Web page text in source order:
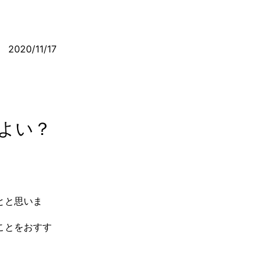
2020/11/17
い？
思いま
とをおすす